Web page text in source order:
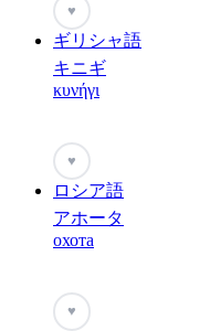
♥
ギリシャ語
キニギ
κυνήγι
♥
ロシア語
アホータ
охота
♥